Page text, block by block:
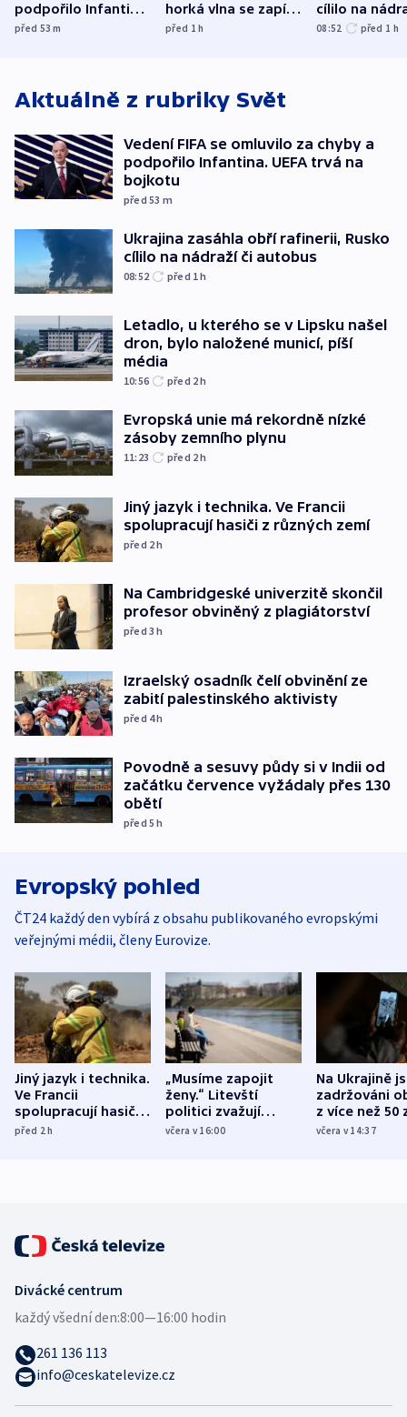
podpořilo Infantina.
UEFA trvá na
před 53m
horká vlna se zapíše
do dějin
před 1h
cílilo na
autobus
08:52 před 1 h
Aktuálně z rubriky Svět
Vedení FIFA se omluvilo za chyby a
podpořilo Infantina. UEFA trvá na
bojkotu
před 53 m
Ukrajina zasáhla obří rafinerii, Rusko
cílilo na nádraží či autobus
08:52 před 1h
Letadlo, u kterého se v Lipsku našel
dron, bylo naložené municí, píší
média
10:56 před 2h
Evropská unie má rekordně nízké
zásoby zemního plynu
11:23 před 2h
Jiný jazyk i technika. Ve Francii
spolupracují hasiči z různých zemí
před 2h
Na Cambridgeské univerzitě skončil
profesor obviněný z plagiátorství
před 3h
Izraelský osadník čelí obvinění ze
zabití palestinského aktivisty
před 4h
Povodně a sesuvy půdy si v Indii od
začátku července vyžádaly přes 130
obětí
před 5h
Evropský pohled
ČT24 každý den vybírá z obsahu publikovaného evropskými
veřejnými médii, členy Eurovize.
Jiný jazyk i technika.
Ve Francii
spolupracují hasiči z
různých zemí
před 2h
„Musíme zapojit
ženy.“ Litevští
politici zvažují
dohodu o
včera v 16:00
Na Ukrajině
zadržováni
z více než 50
Bojovali na
včera v 14:37
Divácké centrum
každý všední den:8:00—16:00 hodin
261 136 113
info@ceskatelevize.cz